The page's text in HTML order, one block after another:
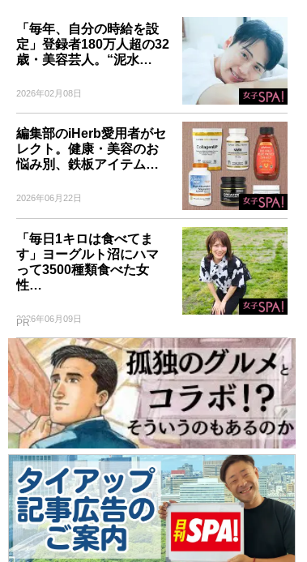
「毎年、自分の時給を設
定」登録者180万人超の32
歳・美容芸人。“泥水…
2026年02月08日
編集部のiHerb愛用者がセ
レクト。健康・美容のお
悩み別、鉄板アイテム…
2026年06月22日
「毎日1キロは食べてま
す」ヨーグルト沼にハマ
って3500種類食べた女
性…
2026年06月09日
PR